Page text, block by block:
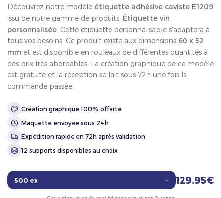
Découvrez notre modèle étiquette adhésive caviste E1209
issu de notre gamme de produits, Étiquette vin
personnalisée . Cette étiquette personnalisable s'adaptera à
tous vos besoins. Ce produit existe aux dimensions 60 x 52
mm et est disponible en rouleaux de différentes quantités à
des prix très abordables. La création graphique de ce modèle
est gratuite et la réception se fait sous 72h une fois la
commande passée.
Création graphique 100% offerte
Maquette envoyée sous 24h
Expédition rapide en 72h après validation
12 supports disponibles au choix
129.95€